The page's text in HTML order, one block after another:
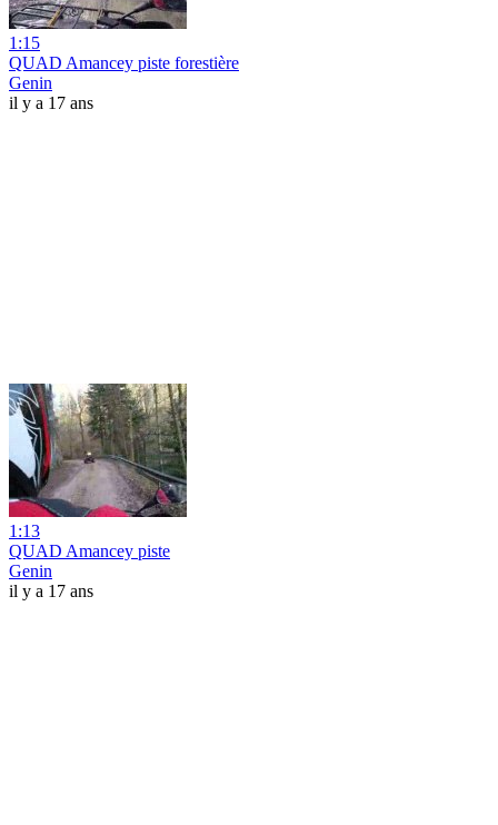
1:15
QUAD Amancey piste forestière
Genin
il y a 17 ans
1:13
QUAD Amancey piste
Genin
il y a 17 ans